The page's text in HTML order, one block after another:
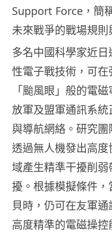
Support Force，簡
未來戰爭的戰場規則
多名中國科學家近
性電子戰技術，可
「颱風眼」般的電
放軍及盟軍通訊系
與導航網絡。研究團
透過無人機發出高
域產生精準干擾削
擾。根據模擬條件
貝時，仍可在友軍
高度精準的電磁操控